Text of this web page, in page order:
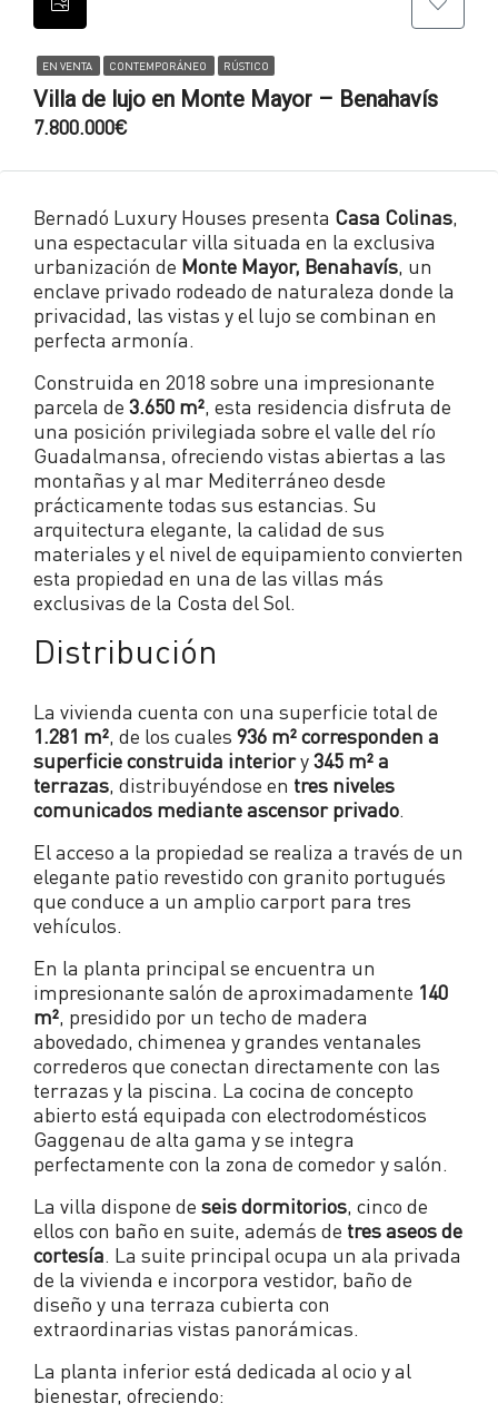
EN VENTA CONTEMPORÁNEO RÚSTICO
Villa de lujo en Monte Mayor – Benahavís
7.800.000€
Bernadó Luxury Houses presenta Casa Colinas,
una espectacular villa situada en la exclusiva
urbanización de Monte Mayor, Benahavís, un
enclave privado rodeado de naturaleza donde la
privacidad, las vistas y el lujo se combinan en
perfecta armonía.
Construida en 2018 sobre una impresionante
parcela de 3.650 m², esta residencia disfruta de
una posición privilegiada sobre el valle del río
Guadalmansa, ofreciendo vistas abiertas a las
montañas y al mar Mediterráneo desde
prácticamente todas sus estancias. Su
arquitectura elegante, la calidad de sus
materiales y el nivel de equipamiento convierten
esta propiedad en una de las villas más
exclusivas de la Costa del Sol.
Distribución
La vivienda cuenta con una superficie total de
1.281 m², de los cuales 936 m² corresponden a
superficie construida interiory345 m² a
terrazas, distribuyéndose en tres niveles
comunicados mediante ascensor privado.
El acceso a la propiedad se realiza a través de un
elegante patio revestido con granito portugués
que conduce a un amplio carport para tres
vehículos.
En la planta principal se encuentra un
impresionante salón de aproximadamente 140
m², presidido por un techo de madera
abovedado, chimenea y grandes ventanales
correderos que conectan directamente con las
terrazas y la piscina. La cocina de concepto
abierto está equipada con electrodomésticos
Gaggenau de alta gama y se integra
perfectamente con la zona de comedor y salón.
La villa dispone de seis dormitorios, cinco de
ellos con baño en suite, además de tres aseos de
cortesía. La suite principal ocupa un ala privada
de la vivienda e incorpora vestidor, baño de
diseño y una terraza cubierta con
extraordinarias vistas panorámicas.
La planta inferior está dedicada al ocio y al
bienestar, ofreciendo: